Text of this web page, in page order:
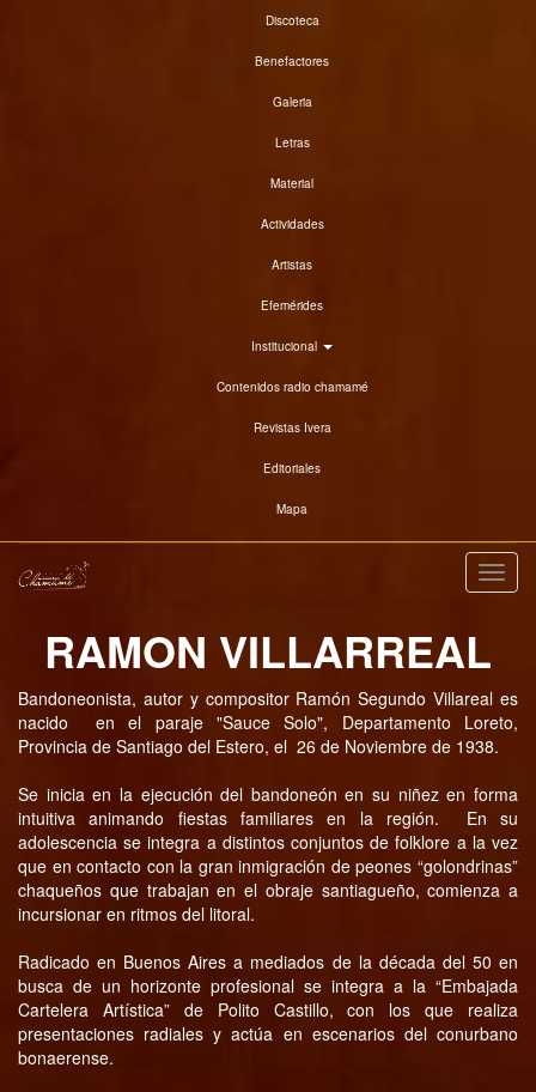
Discoteca
Benefactores
Galeria
Letras
Material
Actividades
Artistas
Efemérides
Institucional
Contenidos radio chamamé
Revistas Ivera
Editoriales
Mapa
RAMON VILLARREAL
Bandoneonista, autor y compositor Ramón Segundo Villareal es
nacido en el paraje "Sauce Solo", Departamento Loreto,
Provincia de Santiago del Estero, el 26 de Noviembre de 1938.
Se inicia en la ejecución del bandoneón en su niñez en forma
intuitiva animando fiestas familiares en la región. En su
adolescencia se integra a distintos conjuntos de folklore a la vez
que en contacto con la gran inmigración de peones “golondrinas”
chaqueños que trabajan en el obraje santiagueño, comienza a
incursionar en ritmos del litoral.
Radicado en Buenos Aires a mediados de la década del 50 en
busca de un horizonte profesional se integra a la “Embajada
Cartelera Artística” de Polito Castillo, con los que realiza
presentaciones radiales y actúa en escenarios del conurbano
bonaerense.